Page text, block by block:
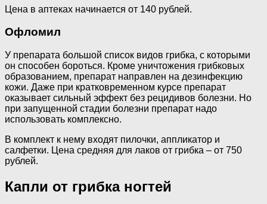
Цена в аптеках начинается от 140 рублей.
Офломил
У препарата большой список видов грибка, с которыми
он способен бороться. Кроме уничтожения грибковых
образованием, препарат направлен на дезинфекцию
кожи. Даже при кратковременном курсе препарат
оказывает сильный эффект без рецидивов болезни. Но
при запущенной стадии болезни препарат надо
использовать комплексно.
В комплект к нему входят пилочки, аппликатор и
салфетки. Цена средняя для лаков от грибка – от 750
рублей.
Капли от грибка ногтей